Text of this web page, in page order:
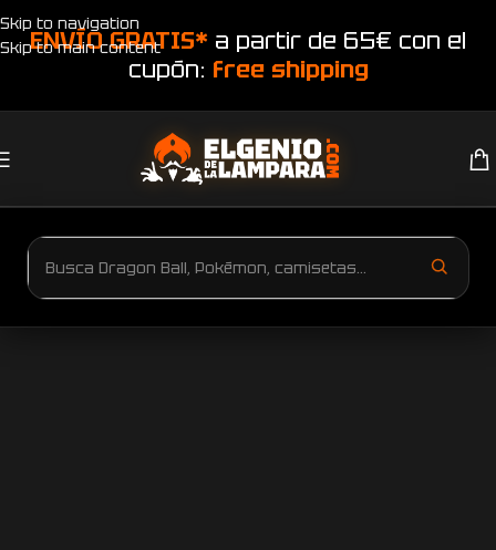
Skip to navigation
Skip to main content
ENVÍO GRATIS* a partir de 65€ con el
cupón: free shipping